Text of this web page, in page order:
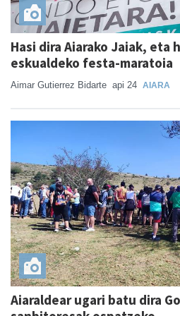
Hasi dira Aiarako Jaiak, eta
eskualdeko festa-maratoia
Aimar Gutierrez Bidarte api 24 AIARA
Aiaraldear ugari batu dira